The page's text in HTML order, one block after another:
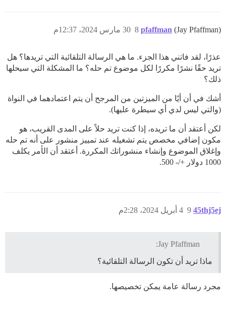
pfaffman (Jay Pfaffman) 30 مارس 2024، 12:37م 8
عذرًا، لقد فاتني هذا الجزء. ما هي الرسالة التلقائية التي تريدها؟ هل
تريد حقًا نشرًا مكررًا لكل موضوع تم حله؟ ما المشكلة التي سيحلها
ذلك؟
أشك في أن أيًا من الميزتين من المرجح أن يتم اعتمادهما في النواة
(والتي ليس لدي أي سيطرة عليها).
لكن أعتقد أن ما تريده، إذا كنت تريد حلاً على المدى القريب، هو
مكون إضافي مخصص يتم تشغيله عند تمييز منشور على أنه تم حله
وإغلاق الموضوع وإنشاء منشوراتك المكررة. أعتقد أن الأمر يكلف
1000 دولار +/- 500.
45thj5ej 4 أبريل 2024، 2:28م 9
Jay Pfaffman:
ماذا تريد أن تكون الرسالة التلقائية؟
مجرد رسالة عامة يمكن تخصيصها.